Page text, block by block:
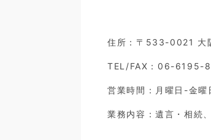
住所：〒533-0021 大
TEL/FAX：06-6195-
営業時間：月曜日-金
業務内容：遺言・相続